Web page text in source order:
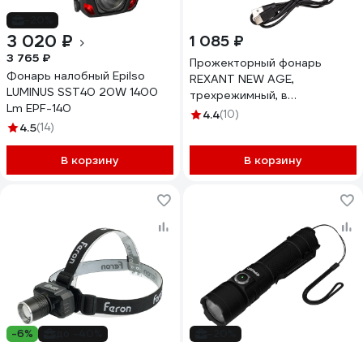
3 020 ₽
3 765 ₽
Фонарь налобный Epilso
LUMINUS SST40 20W 1400
Lm EPF-140
4.5(14)
В корзину
1 085 ₽
Прожекторный фонарь
REXANT NEW AGE,
трехрежимный, в
противоударном корпусе, с
1700
4.4(10)
В корзину
-6%